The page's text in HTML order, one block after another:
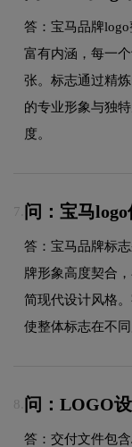
答：宝马品牌
富有内涵，每一
张。标志通过精
的专业形象与独
度。
7. 问：宝马
答：宝马品牌标
牌形象高度契合
简现代设计风格
使整体标志在不
8. 问：LOGO
答：交付文件包